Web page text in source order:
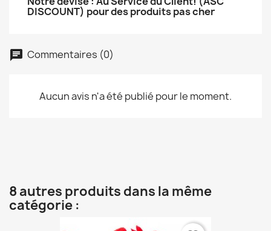
DISCOUNT) pour des produits pas cher
Commentaires (0)
Aucun avis n'a été publié pour le moment.
8 autres produits dans la même
catégorie :